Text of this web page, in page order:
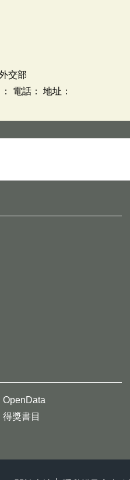
交部
電話： 地址：
OpenData
得獎書目